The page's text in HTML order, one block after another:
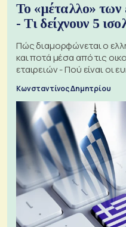
Το «μέταλλο» των
- Τι δείχνουν 5
Πώς διαμορφώνεται ο
και ποτά μέσα από τις
εταιρειών - Πού είναι οι
Κωνσταντίνος Δημητρίου